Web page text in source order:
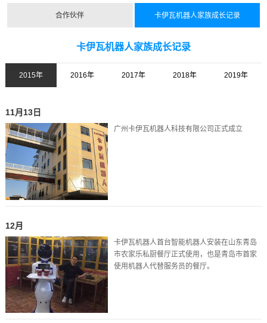
合作伙伴 卡伊瓦机器人家族成长记录
卡伊瓦机器人家族成长记录
2015年 2016年 2017年 2018年 2019年
11月13日
广州卡伊瓦机器人科技有限公司正式成立
12月
卡伊瓦机器人首台智能机器人安装在山东青岛
市农家乐私厨餐厅正式使用，也是青岛市首家
使用机器人代替服务员的餐厅。